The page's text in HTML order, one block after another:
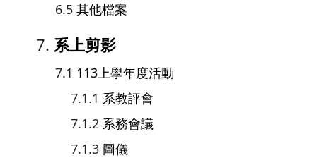
其他檔案
系上剪影
113上學年度活動
系教評會
系務會議
圖儀